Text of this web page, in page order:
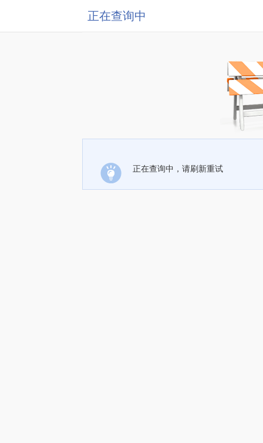
正在查询中
正在查询中，请刷新重试